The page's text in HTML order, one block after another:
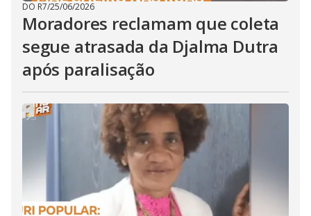
DO R7/25/06/2026
Moradores reclamam que coleta
segue atrasada da Djalma Dutra
após paralisação